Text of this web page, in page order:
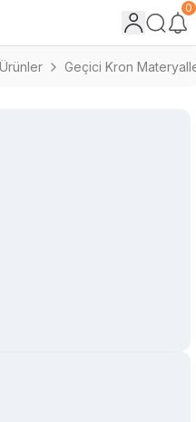
0
Ürünler Geçici Kron